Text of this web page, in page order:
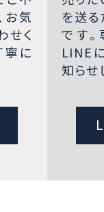
お気
せく
寧に
を送
です
LINE
知らせ